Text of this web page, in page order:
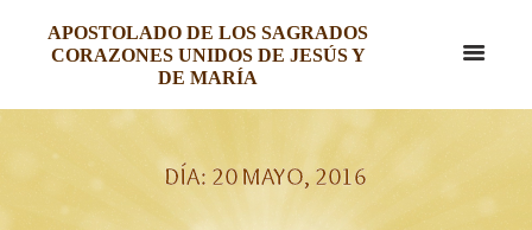
APOSTOLADO DE LOS SAGRADOS
CORAZONES UNIDOS DE JESÚS Y
DE MARÍA
DÍA: 20 MAYO, 2016